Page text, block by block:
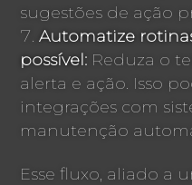
sugestões de ação
Automatize
possível: Reduza o
alerta e ação. Isso
integrações com
manutenção
Esse fluxo, aliado a